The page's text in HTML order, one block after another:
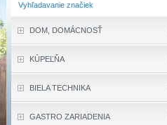
Vyhľadavanie značiek
DOM, DOMÁCNOSŤ
KÚPEĽŇA
BIELA TECHNIKA
GASTRO ZARIADENIA